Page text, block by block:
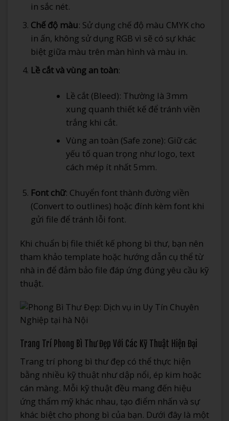
in sắc nét.
Chế độ màu: Sử dụng chế độ màu CMYK cho
in ấn, không sử dụng RGB vì sẽ có sự khác
biệt giữa màu trên màn hình và màu in.
Lề cắt và vùng an toàn:
Lề cắt (Bleed): Thường là 3mm
xung quanh thiết kế để tránh viền
trắng khi cắt.
Vùng an toàn (Safe zone): Giữ các
yếu tố quan trọng như logo, text
cách mép ít nhất 5mm.
Font chữ: Chuyển font thành đường viền
(Convert to outlines) hoặc đính kèm font khi
gửi file để tránh lỗi font.
Khi chuẩn bị file thiết kế phong bì thư, bạn nên
tham khảo template hoặc hướng dẫn cụ thể từ
nhà in để đảm bảo file đáp ứng đúng yêu cầu kỹ
thuật.
Trang Trí Phong Bì Thư Đẹp Với Các Kỹ Thuật Hiện Đại
Trang trí phong bì thư đẹp có thể thực hiện
bằng nhiều kỹ thuật như dập nổi, ép kim hoặc
cán màng. Mỗi kỹ thuật đều mang đến hiệu
ứng thẩm mỹ khác nhau, tạo điểm nhấn và sự
khác biệt cho phong bì của bạn. Dưới đây là một